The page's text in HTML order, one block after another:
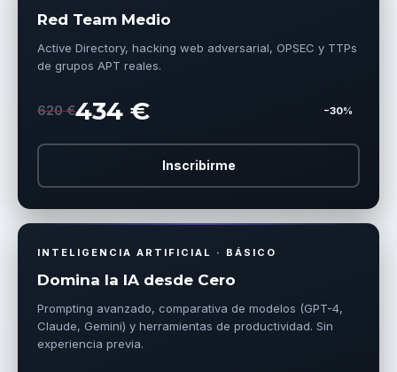
Red Team Medio
Active Directory, hacking web adversarial, OPSEC y TTPs
de grupos APT reales.
620 €434 € −30%
Inscribirme
INTELIGENCIA ARTIFICIAL · BÁSICO
Domina la IA desde Cero
Prompting avanzado, comparativa de modelos (GPT-4,
Claude, Gemini) y herramientas de productividad. Sin
experiencia previa.